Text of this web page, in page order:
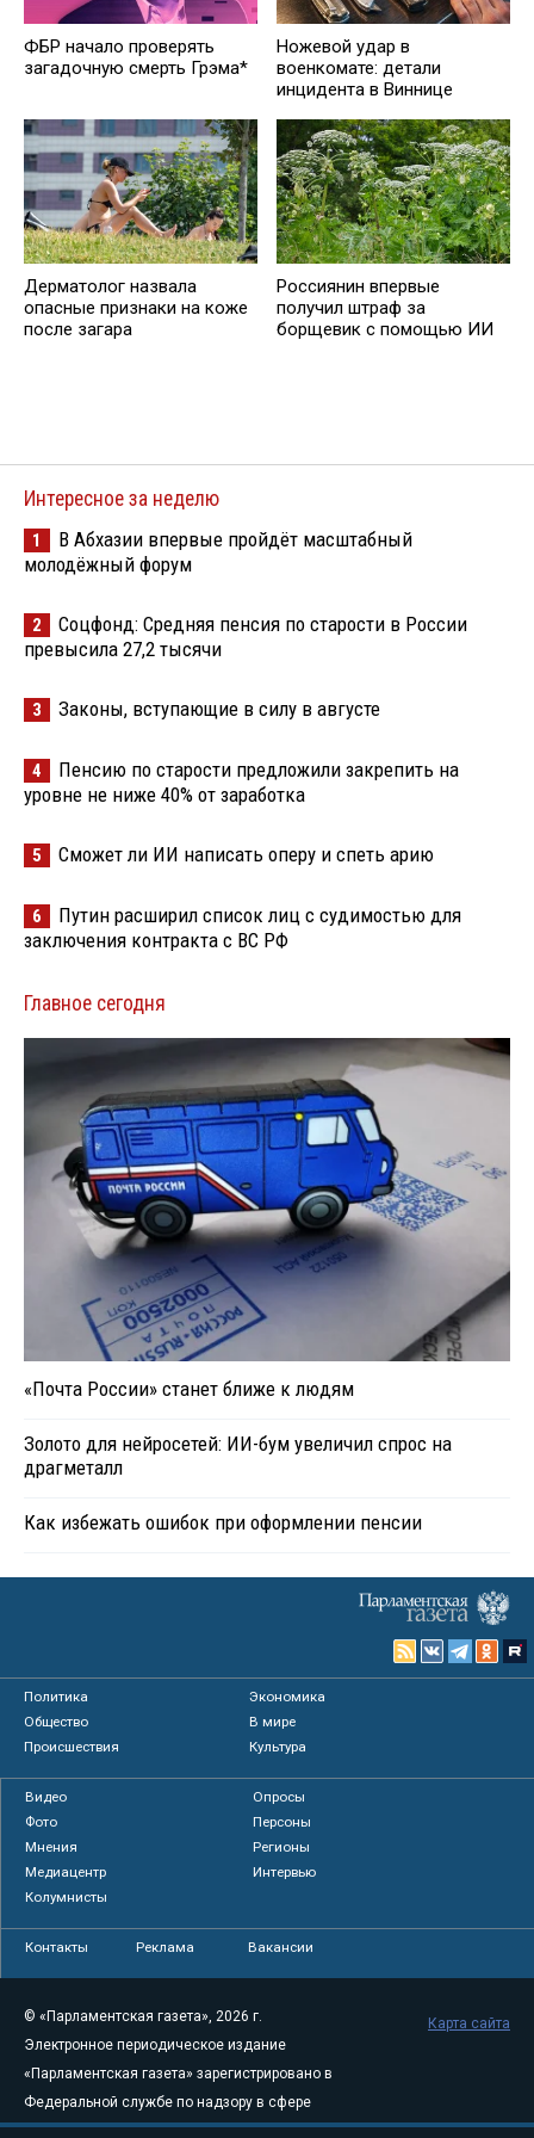
ФБР начало проверять
загадочную смерть Грэма*
Ножевой удар в
военкомате: детали
инцидента в Виннице
Дерматолог назвала
опасные признаки на коже
после загара
Россиянин впервые
получил штраф за
борщевик с помощью ИИ
Интересное за неделю
1
В Абхазии впервые пройдёт масштабный
молодёжный форум
2
Соцфонд: Средняя пенсия по старости в России
превысила 27,2 тысячи
3 Законы, вступающие в силу в августе
4
Пенсию по старости предложили закрепить на
уровне не ниже 40% от заработка
5 Сможет ли ИИ написать оперу и спеть арию
6
Путин расширил список лиц с судимостью для
заключения контракта с ВС РФ
Главное сегодня
«Почта России» станет ближе к людям
Золото для нейросетей: ИИ-бум увеличил спрос на
драгметалл
Как избежать ошибок при оформлении пенсии
Политика
Экономика
Общество
В мире
Происшествия
Культура
Видео
Опросы
Фото
Персоны
Мнения
Регионы
Медиацентр
Интервью
Колумнисты
Контакты Реклама Вакансии
© «Парламентская газета», 2026 г.
Электронное периодическое издание
«Парламентская газета» зарегистрировано в
Федеральной службе по надзору в сфере
связи, информационных технологий и
Карта сайта